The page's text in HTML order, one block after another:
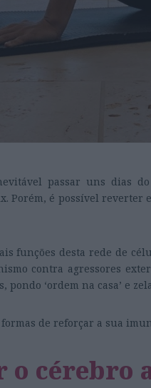
passar uns dias
Porém, é possível reverter
funções desta rede de
contra agressores
pondo ‘ordem na casa’ e
formas de reforçar a sua
o cérebro